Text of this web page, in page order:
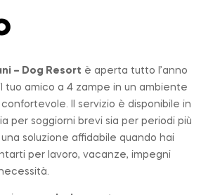
– Dog Resort è aperta tutto l’anno
tuo amico a 4 zampe in un ambiente
Il servizio è disponibile in
per soggiorni brevi sia per periodi più
soluzione affidabile quando hai
per lavoro, vacanze, impegni